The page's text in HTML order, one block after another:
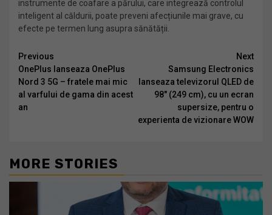
instrumente de coafare a părului, care integrează controlul
inteligent al căldurii, poate preveni afecțiunile mai grave, cu
efecte pe termen lung asupra sănătății.
Continue
Reading
Previous
OnePlus lanseaza OnePlus
Nord 3 5G – fratele mai mic
al varfului de gama din acest
an
Next
Samsung Electronics
lanseaza televizorul QLED de
98″ (249 cm), cu un ecran
supersize, pentru o
experienta de vizionare WOW
MORE STORIES